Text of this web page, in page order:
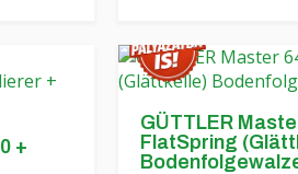
+
GÜTTLER
FlatSpring